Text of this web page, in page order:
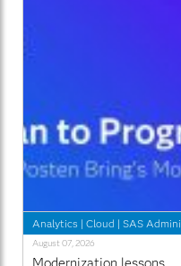
Analytics | Cloud | SAS Administrators
August 07, 2026